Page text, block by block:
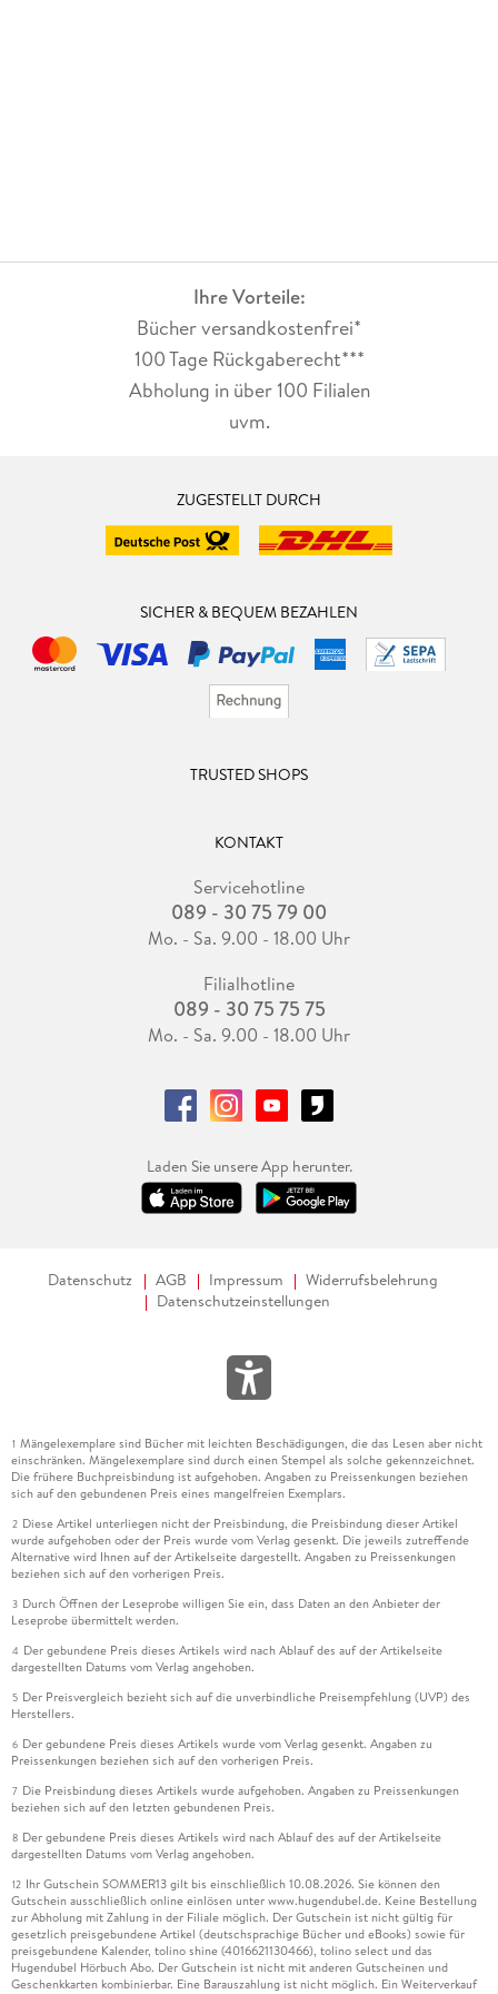
Ihre Vorteile:
Bücher versandkostenfrei*
100 Tage Rückgaberecht***
Abholung in über 100 Filialen
uvm.
ZUGESTELLT DURCH
SICHER & BEQUEM BEZAHLEN
TRUSTED SHOPS
KONTAKT
Servicehotline
089 - 30 75 79 00
Mo. - Sa. 9.00 - 18.00 Uhr
Filialhotline
089 - 30 75 75 75
Mo. - Sa. 9.00 - 18.00 Uhr
Laden Sie unsere App herunter.
Datenschutz AGB Impressum
Widerrufsbelehrung
Datenschutzeinstellungen
1 Mängelexemplare sind Bücher mit leichten Beschädigungen, die das Lesen aber nicht
einschränken. Mängelexemplare sind durch einen Stempel als solche gekennzeichnet.
Die frühere Buchpreisbindung ist aufgehoben. Angaben zu Preissenkungen beziehen
sich auf den gebundenen Preis eines mangelfreien Exemplars.
2 Diese Artikel unterliegen nicht der Preisbindung, die Preisbindung dieser Artikel
wurde aufgehoben oder der Preis wurde vom Verlag gesenkt. Die jeweils zutreffende
Alternative wird Ihnen auf der Artikelseite dargestellt. Angaben zu Preissenkungen
beziehen sich auf den vorherigen Preis.
3 Durch Öffnen der Leseprobe willigen Sie ein, dass Daten an den Anbieter der
Leseprobe übermittelt werden.
4 Der gebundene Preis dieses Artikels wird nach Ablauf des auf der Artikelseite
dargestellten Datums vom Verlag angehoben.
5 Der Preisvergleich bezieht sich auf die unverbindliche Preisempfehlung (UVP) des
Herstellers.
6 Der gebundene Preis dieses Artikels wurde vom Verlag gesenkt. Angaben zu
Preissenkungen beziehen sich auf den vorherigen Preis.
7 Die Preisbindung dieses Artikels wurde aufgehoben. Angaben zu Preissenkungen
beziehen sich auf den letzten gebundenen Preis.
8 Der gebundene Preis dieses Artikels wird nach Ablauf des auf der Artikelseite
dargestellten Datums vom Verlag angehoben.
12 Ihr Gutschein SOMMER13 gilt bis einschließlich 10.08.2026. Sie können den
Gutschein ausschließlich online einlösen unter www.hugendubel.de. Keine Bestellung
zur Abholung mit Zahlung in der Filiale möglich. Der Gutschein ist nicht gültig für
gesetzlich preisgebundene Artikel (deutschsprachige Bücher und eBooks) sowie für
preisgebundene Kalender, tolino shine (4016621130466), tolino select und das
Hugendubel Hörbuch Abo. Der Gutschein ist nicht mit anderen Gutscheinen und
Geschenkkarten kombinierbar. Eine Barauszahlung ist nicht möglich. Ein Weiterverkauf